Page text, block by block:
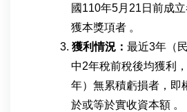
國110年5月21日前成
獲本獎項者 。
獲利情況： 最近3年（
中2年稅前稅後均獲利
年）無累積虧損者，即
於或等於實收資本額 。